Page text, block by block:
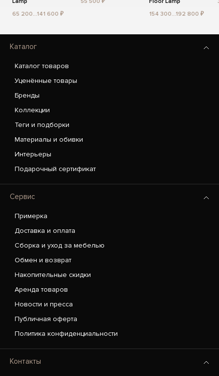
65 200...141 600 ₽
154 300...192 800 ₽
Каталог
Каталог товаров
Уценённые товары
Бренды
Коллекции
Теги и подборки
Материалы и обивки
Интерьеры
Подарочный сертификат
Сервис
Примерка
Доставка и оплата
Сборка и уход за мебелью
Обмен и возврат
Накопительные скидки
Аренда товаров
Новости и пресса
Публичная оферта
Политика конфиденциальности
Контакты